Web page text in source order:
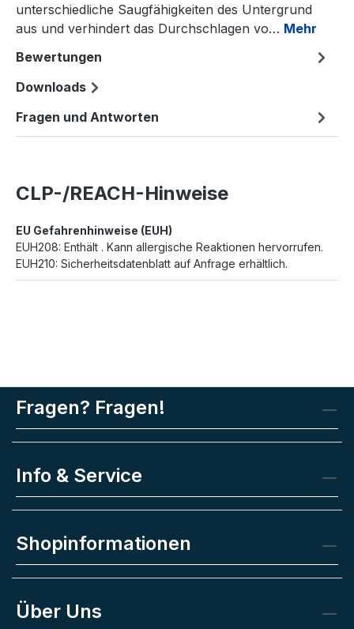
unterschiedliche Saugfähigkeiten des Untergrund
aus und verhindert das Durchschlagen vo… Mehr
Bewertungen
Downloads
Fragen und Antworten
CLP-/REACH-Hinweise
EU Gefahrenhinweise (EUH)
EUH208: Enthält . Kann allergische Reaktionen hervorrufen.
EUH210: Sicherheitsdatenblatt auf Anfrage erhältlich.
Fragen? Fragen!
Info & Service
Shopinformationen
Über Uns